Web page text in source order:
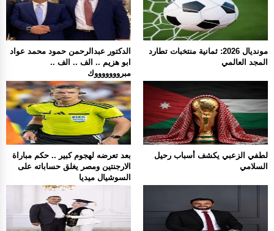
الدكتور عبدالرحمن حمود محمد عواد
ابو هزيم .. الف .. الف ..
مبروووووووك
مونديال 2026: ثمانية منتخبات تطارد
المجد العالمي
بعد تعرضه لهجوم كبير .. حكم مباراة
الارجنتين ومصر يغلق حساباته على
السوشيال ميديا
لطفي الزعبي يكشف أسباب رحيل
السلامي